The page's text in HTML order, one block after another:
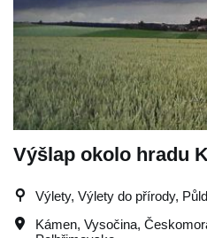
Výšlap okolo hradu
Výlety, Výlety do přírody,
Kámen, Vysočina,